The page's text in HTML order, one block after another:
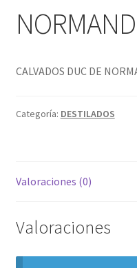
BLOG
CALVADOS DUC DE
Categoría: DESTILADOS
Valoraciones (0)
Valoraciones